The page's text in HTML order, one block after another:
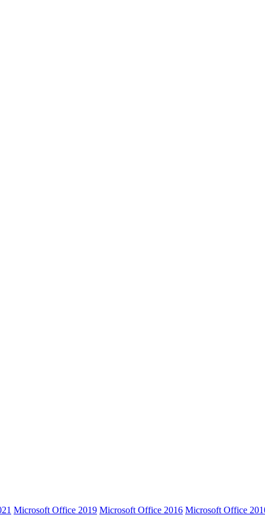
Microsoft Office 2019 Microsoft Office 2016 Microsoft Office